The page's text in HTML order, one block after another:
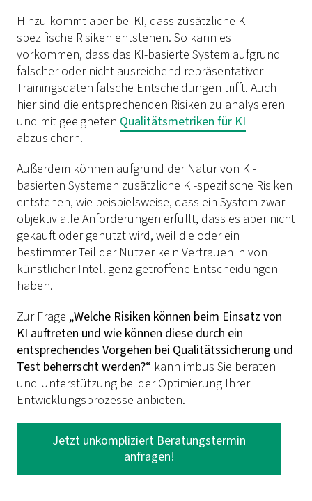
Hinzu kommt aber bei KI, dass zusätzliche KI-
spezifische Risiken entstehen. So kann es
vorkommen, dass das KI-basierte System aufgrund
falscher oder nicht ausreichend repräsentativer
Trainingsdaten falsche Entscheidungen trifft. Auch
hier sind die entsprechenden Risiken zu analysieren
und mit geeigneten Qualitätsmetriken für KI
abzusichern.
Außerdem können aufgrund der Natur von KI-
basierten Systemen zusätzliche KI-spezifische Risiken
entstehen, wie beispielsweise, dass ein System zwar
objektiv alle Anforderungen erfüllt, dass es aber nicht
gekauft oder genutzt wird, weil die oder ein
bestimmter Teil der Nutzer kein Vertrauen in von
künstlicher Intelligenz getroffene Entscheidungen
haben.
Zur Frage „Welche Risiken können beim Einsatz von
KI auftreten und wie können diese durch ein
entsprechendes Vorgehen bei Qualitätssicherung und
Test beherrscht werden?“ kann imbus Sie beraten
und Unterstützung bei der Optimierung Ihrer
Entwicklungsprozesse anbieten.
Jetzt unkompliziert Beratungstermin
anfragen!